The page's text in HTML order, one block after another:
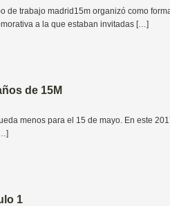
de trabajo madrid15m organizó como
a la que estaban invitadas […]
de 15M
menos para el 15 de mayo. En este
1